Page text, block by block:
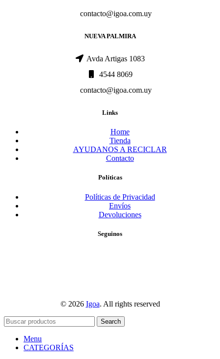
contacto@igoa.com.uy
NUEVA PALMIRA
Avda Artigas 1083
4544 8069
contacto@igoa.com.uy
Links
Home
Tienda
AYUDANOS A RECICLAR
Contacto
Políticas
Políticas de Privacidad
Envíos
Devoluciones
Seguinos
© 2026 Igoa. All rights reserved
Search
Menu
CATEGORÍAS